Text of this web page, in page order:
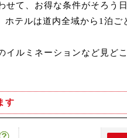
せて、お得な条件がそろう
テルは道内全域から1泊ご
イルミネーションなど見ど
す